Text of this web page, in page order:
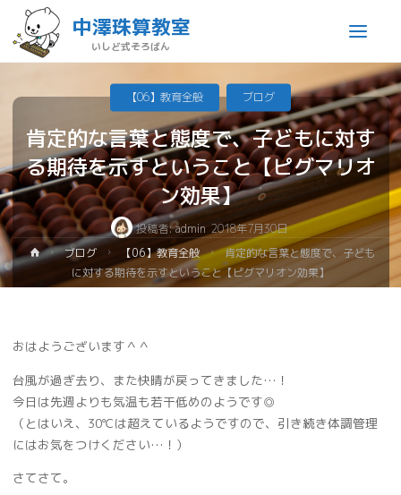
中澤珠算教室
いしど式そろばん
肯定的な言葉と態度で、子どもに対す
る期待を示すということ【ピグマリオ
ン効果】
投稿者:admin 2018年7月30日
【06】教育全般 ブログ
ブログ 【06】教育全般
肯定的な言葉と態度で、子ども
に対する期待を示すということ【ピグマリオン効果】
おはようございます＾＾
台風が過ぎ去り、また快晴が戻ってきました…！
今日は先週よりも気温も若干低めのようです◎
（とはいえ、30℃は超えているようですので、引き続き体調管理
にはお気をつけください…！）
さてさて。